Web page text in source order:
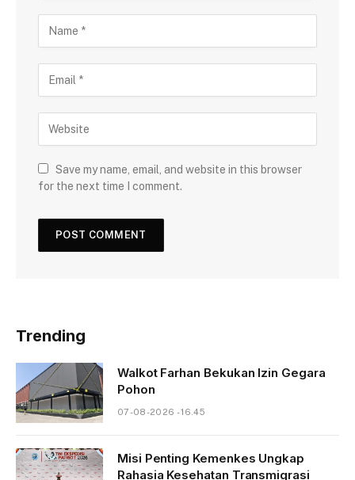
Save my name, email, and website in this browser
for the next time I comment.
Trending
Walkot Farhan Bekukan Izin Gegara
Pohon
07-08-2026 - 16.45
Misi Penting Kemenkes Ungkap
Rahasia Kesehatan Transmigrasi